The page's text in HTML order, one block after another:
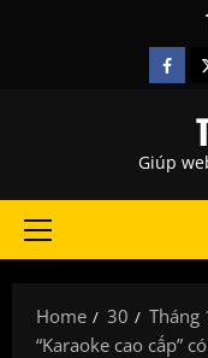
Giúp
Primary
Home 30 Tháng
“Karaoke cao cấp”